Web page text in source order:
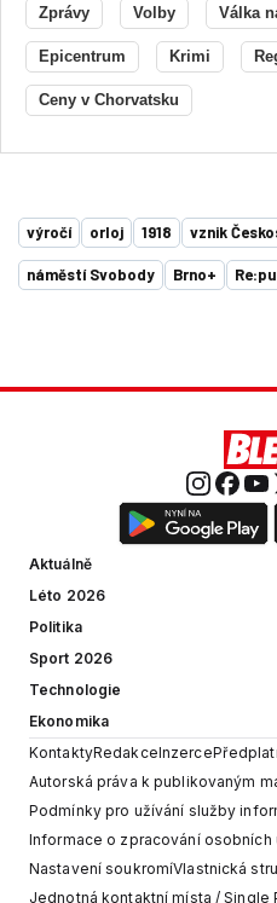
Zprávy Volby Válka
Epicentrum Krimi
Ceny v Chorvatsku
výročí orloj 1918 vznik
náměstí Svobody Brno+
Aktuálně
Léto 2026
Politika
Sport 2026
Technologie
Ekonomika
KontaktyRedakceInzerce
Autorská práva k publikovaným
Podmínky pro užívání služby
Informace o zpracování osobních
Nastavení soukromíVlastnická
Jednotná kontaktní místa / Single